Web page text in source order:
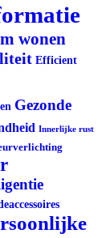
wonen
Efficient
Gezonde
Innerlijke rust